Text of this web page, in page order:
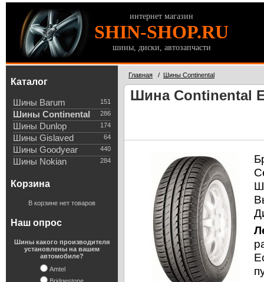
интернет магазин
SHIN-SHOP.RU
шины, диски, автозапчасти
Каталог
151
Шины Barum
286
Шины Continental
174
Шины Dunlop
64
Шины Gislaved
440
Шины Goodyear
284
Шины Nokian
Корзина
В корзине нет товаров
Наш опрос
Шины какого производителя
установлены на вашем
автомобиле?
Amtel
Главная / Шины Continental
Шина Continental